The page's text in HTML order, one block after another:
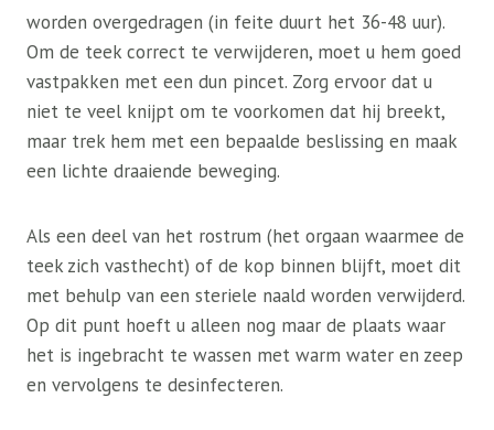
worden overgedragen (in feite duurt het 36-48 uur).
Om de teek correct te verwijderen, moet u hem goed
vastpakken met een dun pincet. Zorg ervoor dat u
niet te veel knijpt om te voorkomen dat hij breekt,
maar trek hem met een bepaalde beslissing en maak
een lichte draaiende beweging.
Als een deel van het rostrum (het orgaan waarmee de
teek zich vasthecht) of de kop binnen blijft, moet dit
met behulp van een steriele naald worden verwijderd.
Op dit punt hoeft u alleen nog maar de plaats waar
het is ingebracht te wassen met warm water en zeep
en vervolgens te desinfecteren.